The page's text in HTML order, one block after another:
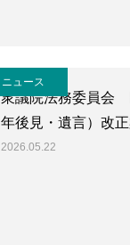
ニュース
衆議院法務委員会
年後見・遺言）改
2026.05.22